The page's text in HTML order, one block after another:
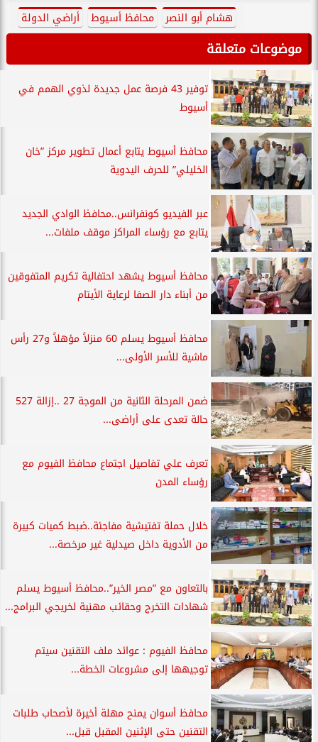
هشام أبو النصر محافظ أسيوط أراضي الدولة
موضوعات متعلقة
توفير 43 فرصة عمل جديدة لذوي الهمم في
أسيوط
محافظ أسيوط يتابع أعمال تطوير مركز ”خان
الخليلي” للحرف اليدوية
عبر الفيديو كونفرانس..محافظ الوادي الجديد
يتابع مع رؤساء المراكز موقف ملفات...
محافظ أسيوط يشهد احتفالية تكريم المتفوقين
من أبناء دار الصفا لرعاية الأيتام
محافظ أسيوط يسلم 60 منزلاً مؤهلاً و27 رأس
ماشية للأسر الأولى...
ضمن المرحلة الثانية من الموجة 27 ..إزالة 527
حالة تعدى على أراضى...
تعرف علي تفاصيل اجتماع محافظ الفيوم مع
رؤساء المدن
خلال حملة تفتيشية مفاجئة..ضبط كميات كبيرة
من الأدوية داخل صيدلية غير مرخصة...
بالتعاون مع ”مصر الخير”..محافظ أسيوط يسلم
شهادات التخرج وحقائب مهنية لخريجي البرامج...
محافظ الفيوم : عوائد ملف التقنين سيتم
توجيهها إلى مشروعات الخطة...
محافظ أسوان يمنح مهلة أخيرة لأصحاب طلبات
التقنين حتى الإثنين المقبل قبل...